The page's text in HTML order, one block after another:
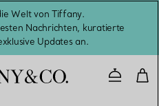
Welt von Tiffany.
Nachrichten, kuratierte
Updates an.